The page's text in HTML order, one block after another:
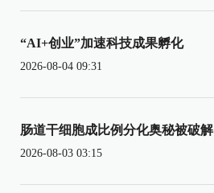
“AI+创业”加速科技成果孵化
2026-08-04 09:31
肠道干细胞成比例分化奥秘被破解
2026-08-03 03:15